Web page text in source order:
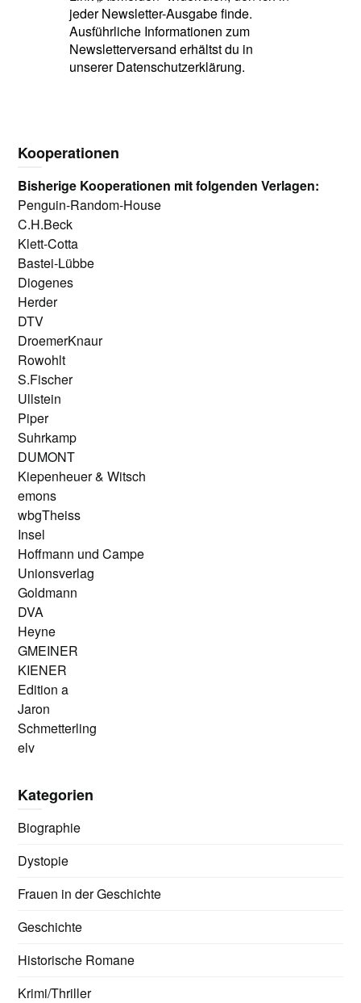
jeder Newsletter-Ausgabe finde.
Ausführliche Informationen zum
Newsletterversand erhältst du in
unserer Datenschutzerklärung.
Kooperationen
Bisherige Kooperationen mit folgenden Verlagen:
Penguin-Random-House
C.H.Beck
Klett-Cotta
Bastei-Lübbe
Diogenes
Herder
DTV
DroemerKnaur
Rowohlt
S.Fischer
Ullstein
Piper
Suhrkamp
DUMONT
Kiepenheuer & Witsch
emons
wbgTheiss
Insel
Hoffmann und Campe
Unionsverlag
Goldmann
DVA
Heyne
GMEINER
KIENER
Edition a
Jaron
Schmetterling
elv
Kategorien
Biographie
Dystopie
Frauen in der Geschichte
Geschichte
Historische Romane
Krimi/Thriller